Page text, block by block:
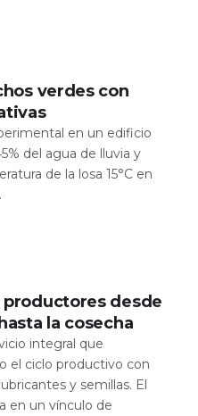
verdes con
en un edificio
del agua de lluvia y
de la losa 15°C en
desde
la cosecha
integral que
el ciclo productivo con
y semillas. El
en un vínculo de